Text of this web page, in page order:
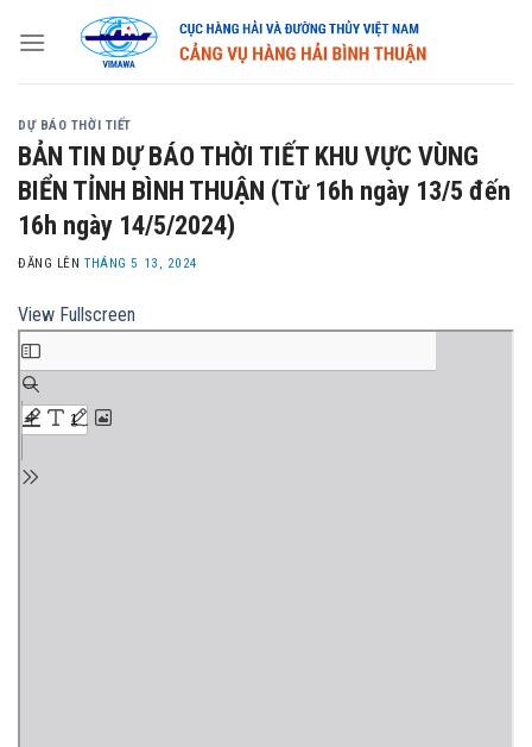
DỰ BÁO THỜI TIẾT
BẢN TIN DỰ BÁO THỜI TIẾT KHU VỰC VÙNG
BIỂN TỈNH BÌNH THUẬN (Từ 16h ngày 13/5 đến
16h ngày 14/5/2024)
ĐĂNG LÊNTHÁNG 5 13, 2024
View Fullscreen